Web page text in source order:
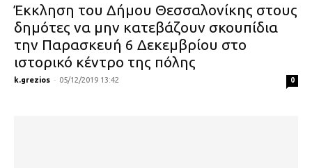
Έκκληση του Δήμου Θεσσαλονίκης στους
δημότες να μην κατεβάζουν σκουπίδια
την Παρασκευή 6 Δεκεμβρίου στο
ιστορικό κέντρο της πόλης
k.grezios - 05/12/2019 13:42 0